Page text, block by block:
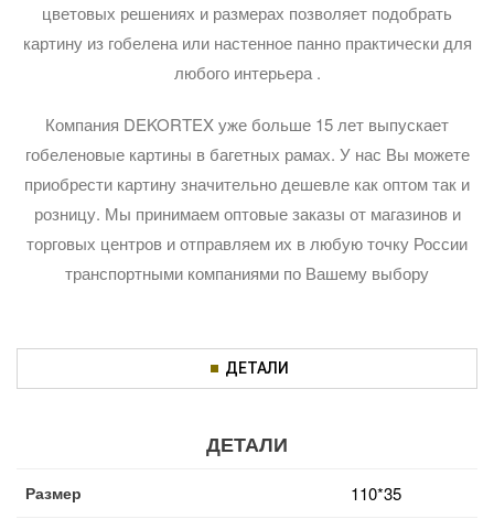
цветовых решениях и размерах позволяет подобрать
картину из гобелена или настенное панно практически для
любого интерьера .
Компания DEKORTEX уже больше 15 лет выпускает
гобеленовые картины в багетных рамах. У нас Вы можете
приобрести картину значительно дешевле как оптом так и
розницу. Мы принимаем оптовые заказы от магазинов и
торговых центров и отправляем их в любую точку России
транспортными компаниями по Вашему выбору
ДЕТАЛИ
ДЕТАЛИ
Размер 110*35